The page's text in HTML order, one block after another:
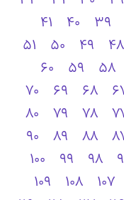
39
40
41
48
49
50
51
58
59
60
68
69
70
78
79
80
88
89
90
98
99
100
107
108
109